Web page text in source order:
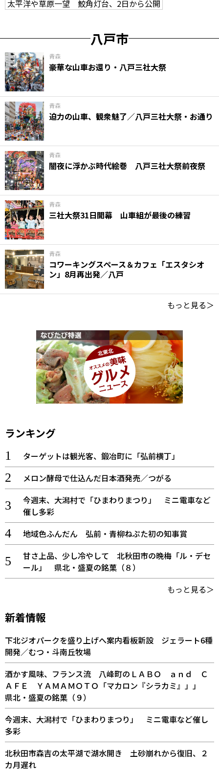
太平洋や草原一望 鮫角灯台、2日から公開
八戸市
青森
豪華な山車お還り・八戸三社大祭
青森
迫力の山車、観衆魅了／八戸三社大祭・お通り
青森
闇夜に浮かぶ時代絵巻 八戸三社大祭前夜祭
青森
三社大祭31日開幕 山車組が最後の練習
青森
コワーキングスペース＆カフェ「エスタシオ
ン」8月再出発／八戸
もっと見る＞
ランキング
ターゲットは観光客、鍛冶町に「弘前横丁」
メロン酵母で仕込んだ日本酒発売／つがる
今週末、大潟村で「ひまわりまつり」 ミニ電車など
催し多彩
地域色ふんだん 弘前・青柳ねぷた初の知事賞
甘さ上品、少し冷やして 北秋田市の晩梅「ル・デセ
ール」 県北・盛夏の銘菓（８）
もっと見る＞
新着情報
下北ジオパークを盛り上げへ案内看板新設 ジェラート6種
開発／むつ・斗南丘牧場
酒かす風味、フランス流 八峰町のＬＡＢＯ ａｎｄ Ｃ
ＡＦＥ ＹＡＭＡＭＯＴＯ「マカロン『シラカミ』」」
県北・盛夏の銘菓（９）
今週末、大潟村で「ひまわりまつり」 ミニ電車など催し
多彩
北秋田市森吉の太平湖で湖水開き 土砂崩れから復旧、２
カ月遅れ